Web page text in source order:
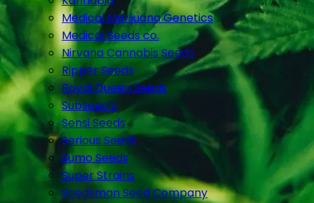
Medical Marijuana Genetics
Medical Seeds co.
Nirvana Cannabis Seeds
Ripper Seeds
Royal Queen Seeds
Subseed’s
Sensi Seeds
Serious Seeds
Sumo Seeds
Super Strains
Seedsman Seed Company